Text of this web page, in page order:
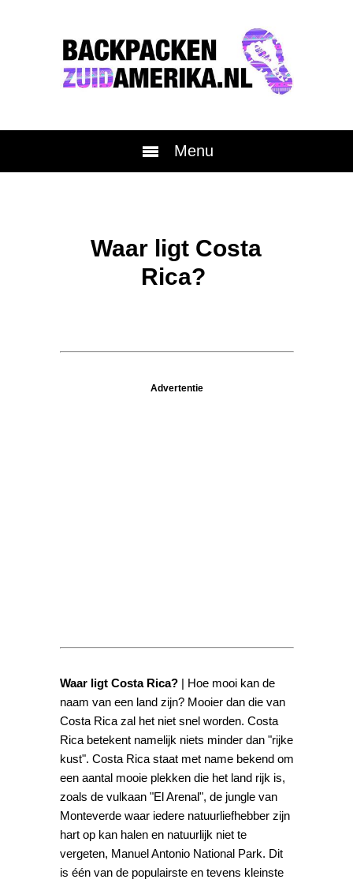
Menu
Waar ligt Costa
Rica?
Advertentie
Waar ligt Costa Rica? | Hoe mooi kan de
naam van een land zijn? Mooier dan die van
Costa Rica zal het niet snel worden. Costa
Rica betekent namelijk niets minder dan "rijke
kust". Costa Rica staat met name bekend om
een aantal mooie plekken die het land rijk is,
zoals de vulkaan "El Arenal", de jungle van
Monteverde waar iedere natuurliefhebber zijn
hart op kan halen en natuurlijk niet te
vergeten, Manuel Antonio National Park. Dit
is één van de populairste en tevens kleinste